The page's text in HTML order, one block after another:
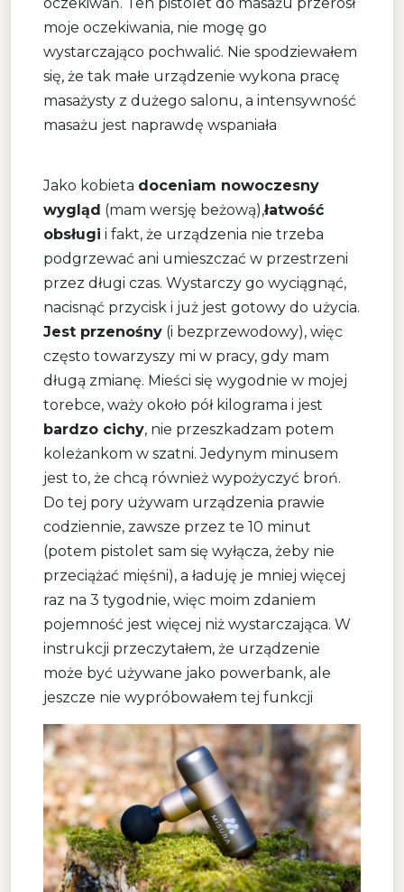
moje oczekiwania, nie mogę go
wystarczająco pochwalić. Nie spodziewałem
się, że tak małe urządzenie wykona pracę
masażysty z dużego salonu, a intensywność
masażu jest naprawdę wspaniała
Jako kobieta doceniam nowoczesny
wygląd (mam wersję beżową),łatwość
obsługi i fakt, że urządzenia nie trzeba
podgrzewać ani umieszczać w przestrzeni
przez długi czas. Wystarczy go wyciągnąć,
nacisnąć przycisk i już jest gotowy do użycia.
Jest przenośny (i bezprzewodowy), więc
często towarzyszy mi w pracy, gdy mam
długą zmianę. Mieści się wygodnie w mojej
torebce, waży około pół kilograma i jest
bardzo cichy, nie przeszkadzam potem
koleżankom w szatni. Jedynym minusem
jest to, że chcą również wypożyczyć broń.
Do tej pory używam urządzenia prawie
codziennie, zawsze przez te 10 minut
(potem pistolet sam się wyłącza, żeby nie
przeciążać mięśni), a ładuję je mniej więcej
raz na 3 tygodnie, więc moim zdaniem
pojemność jest więcej niż wystarczająca. W
instrukcji przeczytałem, że urządzenie
może być używane jako powerbank, ale
jeszcze nie wypróbowałem tej funkcji